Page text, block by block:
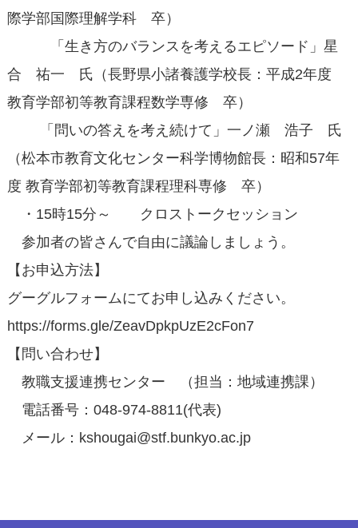
際学部国際理解学科 卒）
「生き方のバランスを考えるエピソード」星
合 祐一 氏（長野県小諸養護学校長：平成2年度
教育学部初等教育課程数学専修 卒）
「問いの答えを考え続けて」一ノ瀬 浩子 氏
（松本市教育文化センター科学博物館長：昭和57年
度 教育学部初等教育課程理科専修 卒）
・15時15分～ クロストークセッション
参加者の皆さんで自由に議論しましょう。
【お申込方法】
グーグルフォームにてお申し込みください。
https://forms.gle/ZeavDpkpUzE2cFon7
【問い合わせ】
教職支援連携センター （担当：地域連携課）
電話番号：048-974-8811(代表)
メール：kshougai@stf.bunkyo.ac.jp